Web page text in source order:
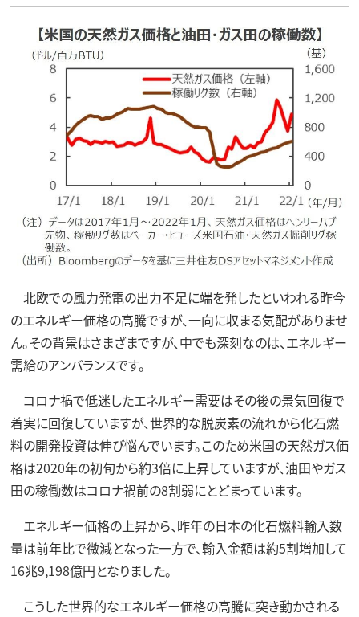
北欧での風力発電の出力不足に端を発したといわれる昨今
のエネルギー価格の高騰ですが、一向に収まる気配がありませ
ん。その背景はさまざまですが、中でも深刻なのは、エネルギー
需給のアンバランスです。
コロナ禍で低迷したエネルギー需要はその後の景気回復で
着実に回復していますが、世界的な脱炭素の流れから化石燃
料の開発投資は伸び悩んでいます。このため米国の天然ガス価
格は2020年の初旬から約3倍に上昇していますが、油田やガス
田の稼働数はコロナ禍前の8割弱にとどまっています。
エネルギー価格の上昇から、昨年の日本の化石燃料輸入数
量は前年比で微減となった一方で、輸入金額は約5割増加して
16兆9,198億円となりました。
こうした世界的なエネルギー価格の高騰に突き動かされる